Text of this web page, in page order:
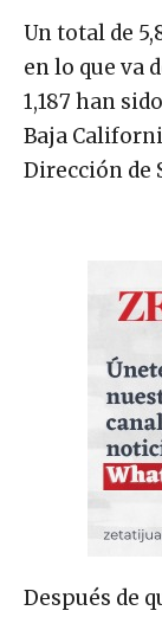
Un total de
en lo que va
1,187 han
Baja
Dirección de
Después de